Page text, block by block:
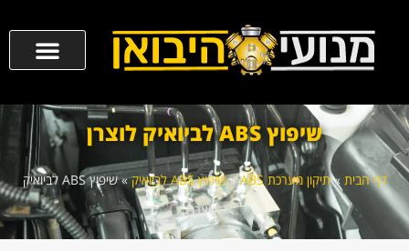
שיפוץ ABS לביואיק לוצרן
דף הבית »תיקון מערכת ABS »שיפוץ ABS לביואיק »
שיפוץ ABS לביואיק
לוצרן